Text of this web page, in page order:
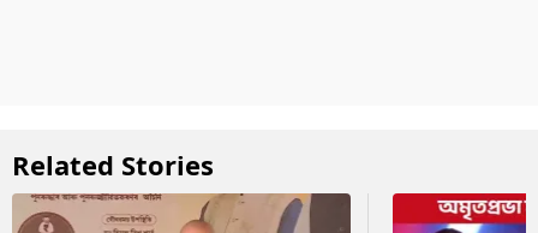
Related Stories